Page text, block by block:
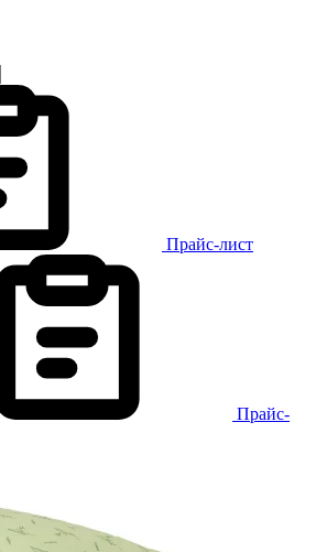
Прайс-лист
Прайс-